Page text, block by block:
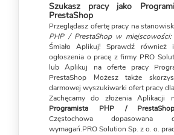
Szukasz pracy jako
PrestaShop
Przeglądasz ofertę pracy na
PHP / PrestaShop w miejscowości:
Śmiało Aplikuj! Sprawdź również
ogłoszenia o pracę z firmy PRO
lub Aplikuj na oferte pracy
PrestaShop Możesz także
darmowej wyszukiwarki ofert pracy
Zachęcamy do złożenia Aplikacji
Programista PHP /
Częstochowa
wymagań.PRO Solution Sp. z o. o.